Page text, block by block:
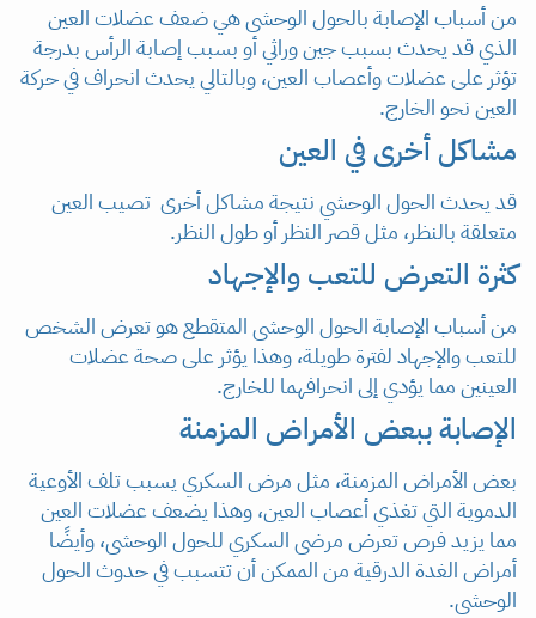
من أسباب الإصابة بالحول الوحشى هي ضعف عضلات العين
الذي قد يحدث بسبب جين وراثي أو بسبب إصابة الرأس بدرجة
تؤثر على عضلات وأعصاب العين، وبالتالي يحدث انحراف في حركة
العين نحو الخارج.
مشاكل أخرى في العين
قد يحدث الحول الوحشي نتيجة مشاكل أخرى تصيب العين
متعلقة بالنظر، مثل قصر النظر أو طول النظر.
كثرة التعرض للتعب والإجهاد
من أسباب الإصابة الحول الوحشى المتقطع هو تعرض الشخص
للتعب والإجهاد لفترة طويلة، وهذا يؤثر على صحة عضلات
العينين مما يؤدي إلى انحرافهما للخارج.
الإصابة ببعض الأمراض المزمنة
بعض الأمراض المزمنة، مثل مرض السكري يسبب تلف الأوعية
الدموية التي تغذي أعصاب العين، وهذا يضعف عضلات العين
مما يزيد فرص تعرض مرضى السكري للحول الوحشى، وأيضًا
أمراض الغدة الدرقية من الممكن أن تتسبب في حدوث الحول
الوحشى.